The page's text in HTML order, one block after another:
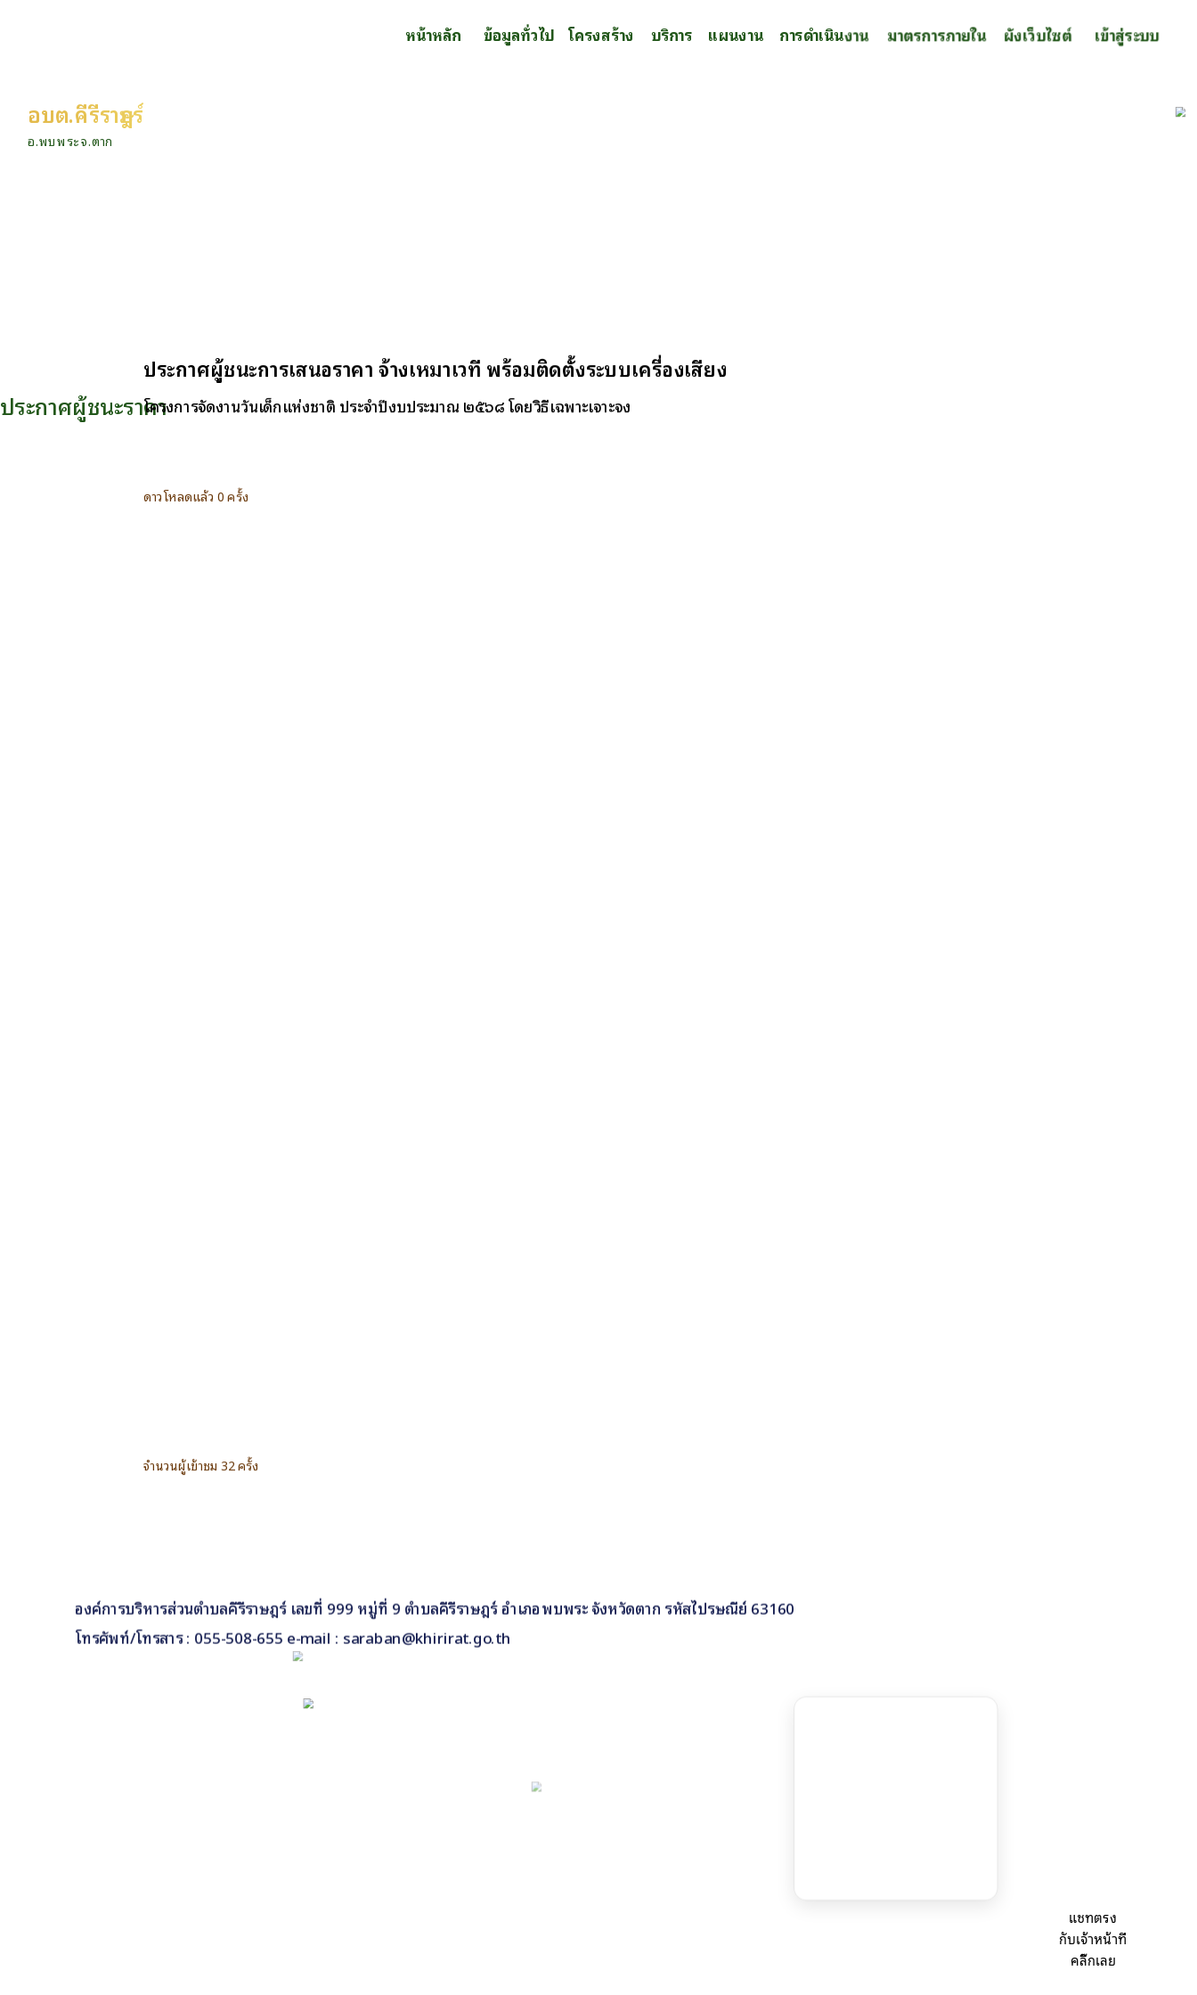
แชทตรง
กับเจ้าหน้าที่
คลิ๊กเลย
อบต.คีรีราษฎร์
อ.พบพระ จ.ตาก
หน้าหลัก ข้อมูลทั่วไป โครงสร้าง บริการ แผนงาน การดำเนินงาน มาตรการภายใน ผังเว็บไซต์ เข้าสู่ระบบ
ประกาศผู้ชนะราคา
ประกาศผู้ชนะการเสนอราคา จ้างเหมาเวที พร้อมติดตั้งระบบเครื่องเสียง
โครงการจัดงานวันเด็กแห่งชาติ ประจำปีงบประมาณ ๒๕๖๘ โดยวิธีเฉพาะเจาะจง
ดาวโหลดแล้ว 0 ครั้ง
จำนวนผู้เข้าชม 32 ครั้ง
องค์การบริหารส่วนตำบลคีรีราษฎร์ เลขที่ 999 หมู่ที่ 9 ตำบลคีรีราษฎร์ อำเภอพบพระ จังหวัดตาก รหัสไปรษณีย์ 63160
โทรศัพท์/โทรสาร : 055-508-655 e-mail : saraban@khirirat.go.th